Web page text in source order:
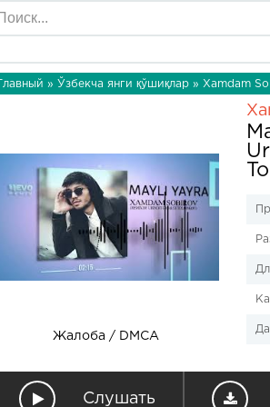
Главный » Ўзбекча янги қўшиқлар » Xamdam
Жалоба / DMCA
Слушать